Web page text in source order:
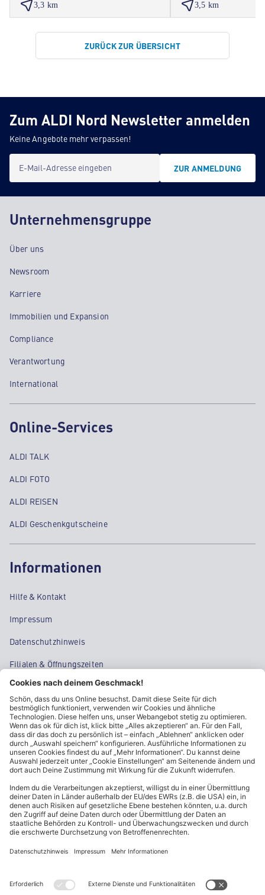
3,3 km 3,5 km
ZURÜCK ZUR ÜBERSICHT
Zum ALDI Nord Newsletter anmelden
Keine Angebote mehr verpassen!
E-Mail-Adresse eingeben ZUR ANMELDUNG
Unternehmensgruppe
Über uns
Newsroom
Karriere
Immobilien und Expansion
Compliance
Verantwortung
International
Online-Services
ALDI TALK
ALDI FOTO
ALDI REISEN
ALDI Geschenkgutscheine
Informationen
Hilfe & Kontakt
Impressum
Datenschutzhinweis
Filialen & Öffnungszeiten
Kontakt
Cookie-Einstellungen
Kundeninformationen
ALDI Nord folgen
* Wir bitten um Beachtung, dass diese Aktionsartikel im